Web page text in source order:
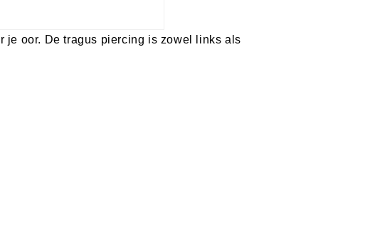
je oor. De tragus piercing is zowel links als